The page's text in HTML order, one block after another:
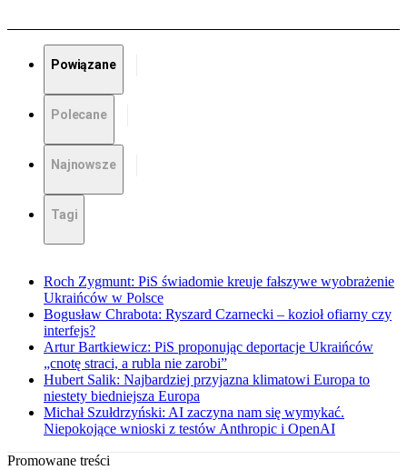
Powiązane
Polecane
Najnowsze
Tagi
Roch Zygmunt: PiS świadomie kreuje fałszywe wyobrażenie
Ukraińców w Polsce
Bogusław Chrabota: Ryszard Czarnecki – kozioł ofiarny czy
interfejs?
Artur Bartkiewicz: PiS proponując deportacje Ukraińców
„cnotę straci, a rubla nie zarobi”
Hubert Salik: Najbardziej przyjazna klimatowi Europa to
niestety biedniejsza Europa
Michał Szułdrzyński: AI zaczyna nam się wymykać.
Niepokojące wnioski z testów Anthropic i OpenAI
Promowane treści